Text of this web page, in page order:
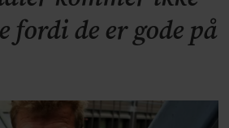
fordi de er gode på